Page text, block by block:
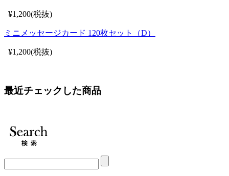
¥1,200(税抜)
ミニメッセージカード 120枚セット（D）
¥1,200(税抜)
最近チェックした商品